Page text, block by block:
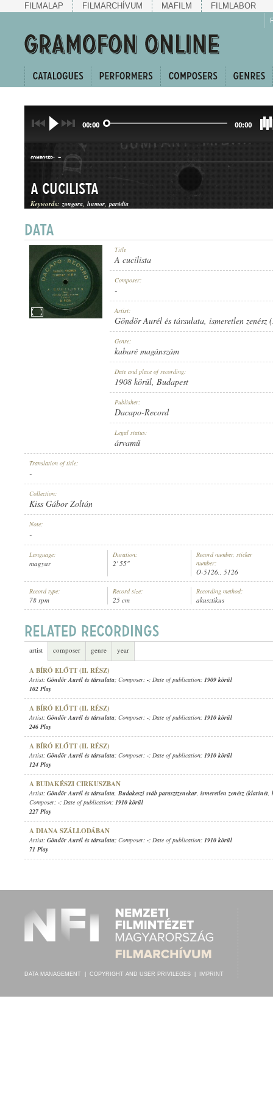
FILMALAP FILMARCHÍVUM MAFILM FILMLABOR
00:00 00:00
COMPOSER: -
KABARÉ MAGÁNSZÁM
RECORD NUMBER:
A cucilista
Keywords: zongora humor paródia
Title
A cucilista
Composer:
-
Artist:
Göndör Aurél és társulata, ismeretlen zenész
Genre:
kabaré magánszám
Date and place of recording:
1908 körül, Budapest
Publisher:
Dacapo-Record
Legal status:
árvamű
Translation of title:
-
Collection:
Kiss Gábor Zoltán
Note:
-
Language:
magyar
Duration:
2' 55"
Record number, sticker
number:
O-5126., 5126
Record type:
78 rpm
Record size:
25 cm
Recording method:
akusztikus
artist composer genre year
A BÍRÓ ELŐTT (II. RÉSZ)
Artist: Göndör Aurél és társulata; Composer: -; Date of publication: 1909 körül
102 Play
A BÍRÓ ELŐTT (II. RÉSZ)
Artist: Göndör Aurél és társulata; Composer: -; Date of publication: 1910 körül
246 Play
A BÍRÓ ELŐTT (II. RÉSZ)
Artist: Göndör Aurél és társulata; Composer: -; Date of publication: 1910 körül
124 Play
A BUDAKÉSZI CIRKUSZBAN
Artist: Göndör Aurél és társulata, Budakeszi sváb parasztzenekar, ismeretlen zenész (klarinét,
Composer: -; Date of publication: 1910 körül
227 Play
A DIANA SZÁLLODÁBAN
Artist: Göndör Aurél és társulata; Composer: -; Date of publication: 1910 körül
71 Play
DATA MANAGEMENT COPYRIGHT AND USER PRIVILEGES IMPRINT